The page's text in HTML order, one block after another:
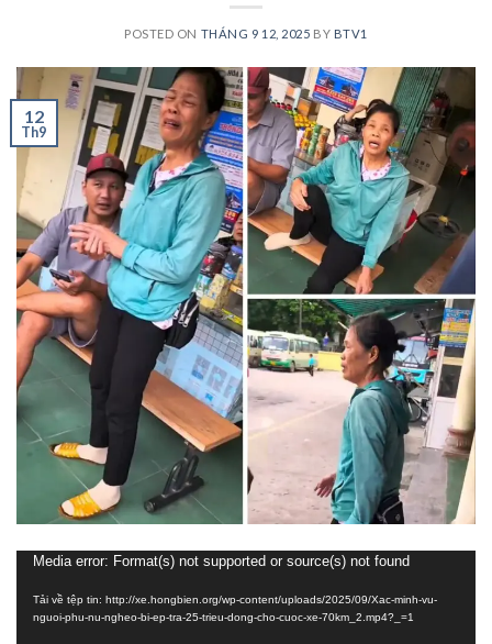
POSTED ON THÁNG 9 12, 2025 BY BTV1
12
Th9
Trình
chơi
Video
Media error: Format(s) not supported or source(s) not found
Tải về tệp tin: http://xe.hongbien.org/wp-content/uploads/2025/09/Xac-minh-vu-
nguoi-phu-nu-ngheo-bi-ep-tra-25-trieu-dong-cho-cuoc-xe-70km_2.mp4?_=1